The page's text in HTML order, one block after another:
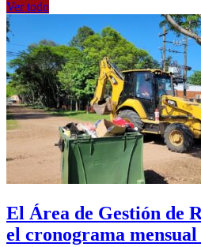
Ver todo
El Área de Gestión de
el cronograma